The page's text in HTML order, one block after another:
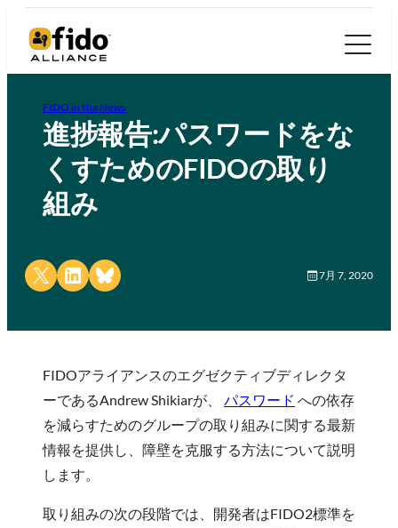
FIDO in the News
進捗報告:パスワードをな
くすためのFIDOの取り
組み
Share on X Share on LinkedIn
Share on Bluesky 7月 7, 2020
FIDOアライアンスのエグゼクティブディレクタ
ーであるAndrew Shikiarが、 パスワード への依存
を減らすためのグループの取り組みに関する最新
情報を提供し、障壁を克服する方法について説明
します。
取り組みの次の段階では、開発者はFIDO2標準を